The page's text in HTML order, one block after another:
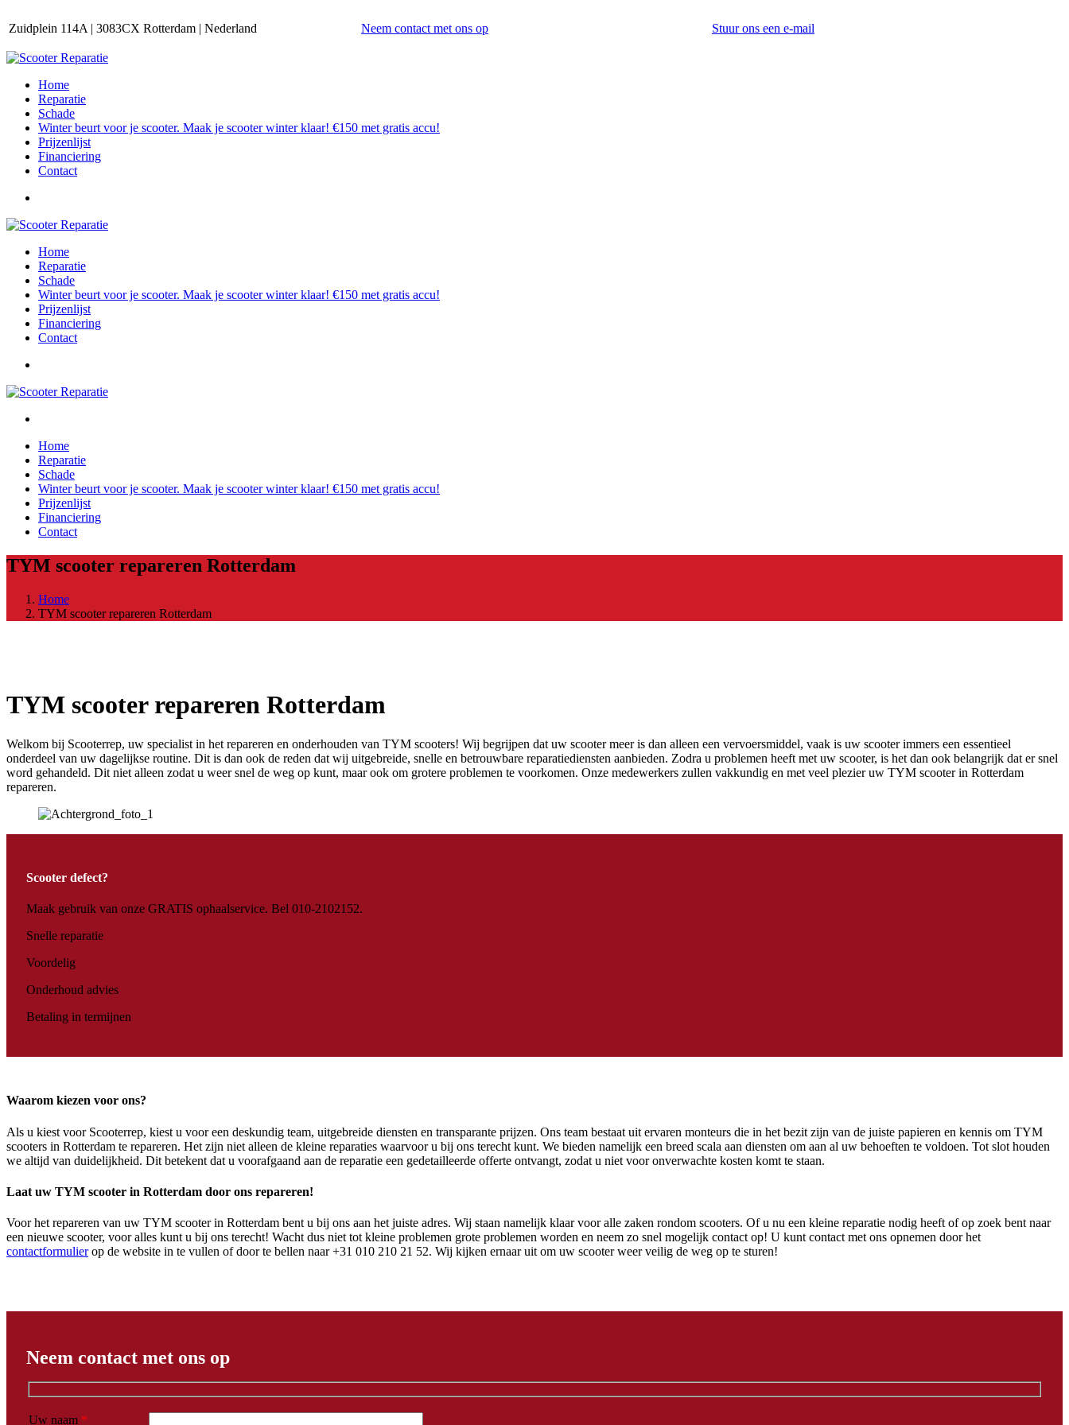
Zuidplein 114A | 3083CX Rotterdam | Nederland Neem contact met ons op Stuur ons een e-mail
Home
Reparatie
Schade
Winter beurt voor je scooter. Maak je scooter winter klaar! €150 met gratis accu!
Prijzenlijst
Financiering
Contact
Home
Reparatie
Schade
Winter beurt voor je scooter. Maak je scooter winter klaar! €150 met gratis accu!
Prijzenlijst
Financiering
Contact
Home
Reparatie
Schade
Winter beurt voor je scooter. Maak je scooter winter klaar! €150 met gratis accu!
Prijzenlijst
Financiering
Contact
TYM scooter repareren Rotterdam
Home
TYM scooter repareren Rotterdam
TYM scooter repareren Rotterdam
Welkom bij Scooterrep, uw specialist in het repareren en onderhouden van TYM scooters! Wij begrijpen dat uw scooter meer is dan alleen een vervoersmiddel, vaak is uw scooter immers een essentieel
onderdeel van uw dagelijkse routine. Dit is dan ook de reden dat wij uitgebreide, snelle en betrouwbare reparatiediensten aanbieden. Zodra u problemen heeft met uw scooter, is het dan ook belangrijk dat er snel
word gehandeld. Dit niet alleen zodat u weer snel de weg op kunt, maar ook om grotere problemen te voorkomen. Onze medewerkers zullen vakkundig en met veel plezier uw TYM scooter in Rotterdam
repareren.
Scooter defect?
Maak gebruik van onze GRATIS ophaalservice. Bel 010-2102152.
Snelle reparatie
Voordelig
Onderhoud advies
Betaling in termijnen
Waarom kiezen voor ons?
Als u kiest voor Scooterrep, kiest u voor een deskundig team, uitgebreide diensten en transparante prijzen. Ons team bestaat uit ervaren monteurs die in het bezit zijn van de juiste papieren en kennis om TYM
scooters in Rotterdam te repareren. Het zijn niet alleen de kleine reparaties waarvoor u bij ons terecht kunt. We bieden namelijk een breed scala aan diensten om aan al uw behoeften te voldoen. Tot slot houden
we altijd van duidelijkheid. Dit betekent dat u voorafgaand aan de reparatie een gedetailleerde offerte ontvangt, zodat u niet voor onverwachte kosten komt te staan.
Laat uw TYM scooter in Rotterdam door ons repareren!
Voor het repareren van uw TYM scooter in Rotterdam bent u bij ons aan het juiste adres. Wij staan namelijk klaar voor alle zaken rondom scooters. Of u nu een kleine reparatie nodig heeft of op zoek bent naar
een nieuwe scooter, voor alles kunt u bij ons terecht! Wacht dus niet tot kleine problemen grote problemen worden en neem zo snel mogelijk contact op! U kunt contact met ons opnemen door het
contactformulierop de website in te vullen of door te bellen naar +31 010 210 21 52. Wij kijken ernaar uit om uw scooter weer veilig de weg op te sturen!
Neem contact met ons op
Uw naam *